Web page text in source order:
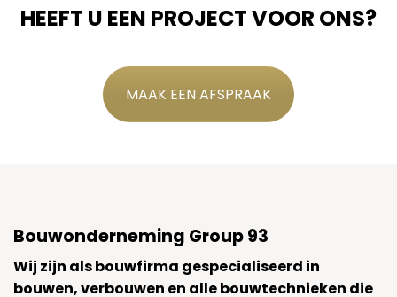
HEEFT U EEN PROJECT VOOR ONS?
MAAK EEN AFSPRAAK
Bouwonderneming Group 93
Wij zijn als bouwfirma gespecialiseerd in
bouwen, verbouwen en alle bouwtechnieken die